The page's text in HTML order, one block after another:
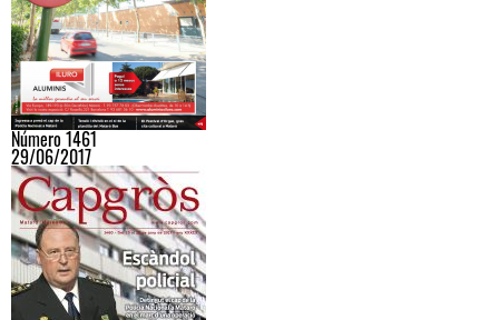
Número 1461
29/06/2017